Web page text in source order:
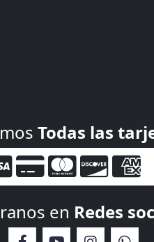
Todas las
en Redes